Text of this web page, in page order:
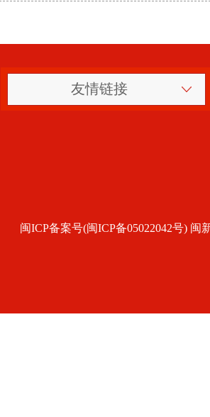
友情链接
闽ICP备案号(闽ICP备05022042号) 闽